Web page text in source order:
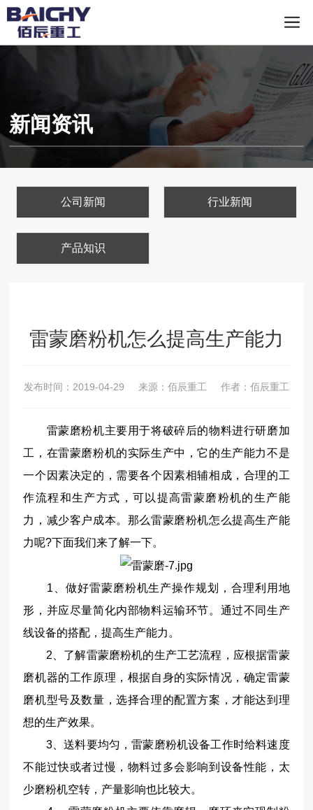
新闻资讯
公司新闻 行业新闻
产品知识
雷蒙磨粉机怎么提高生产能力
发布时间： 2019-04-29 来源：佰辰重工 作者：佰辰重工
雷蒙磨粉机主要用于将破碎后的物料进行研磨加
工，在雷蒙磨粉机的实际生产中，它的生产能力不是
一个因素决定的，需要各个因素相辅相成，合理的工
作流程和生产方式，可以提高雷蒙磨粉机的生产能
力，减少客户成本。那么雷蒙磨粉机怎么提高生产能
力呢?下面我们来了解一下。
1、做好雷蒙磨粉机生产操作规划，合理利用地
形，并应尽量简化内部物料运输环节。通过不同生产
线设备的搭配，提高生产能力。
2、了解雷蒙磨粉机的生产工艺流程，应根据雷蒙
磨机器的工作原理，根据自身的实际情况，确定雷蒙
磨机型号及数量，选择合理的配置方案，才能达到理
想的生产效果。
3、送料要均匀，雷蒙磨粉机设备工作时给料速度
不能过快或者过慢，物料过多会影响到设备性能，太
少磨粉机空转，产量影响也比较大。